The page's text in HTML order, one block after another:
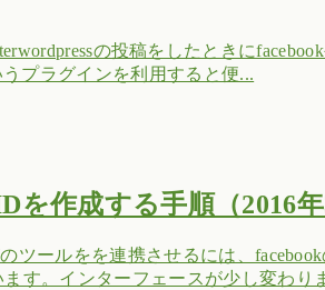
の投稿をしたときに
うプラグインを利用すると便...
を作成する手順（2016年
のツールをを連携させるには、
す。インターフェースが少し変わり